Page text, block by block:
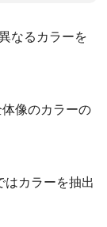
なるカラーを
像のカラーの
はカラーを抽出